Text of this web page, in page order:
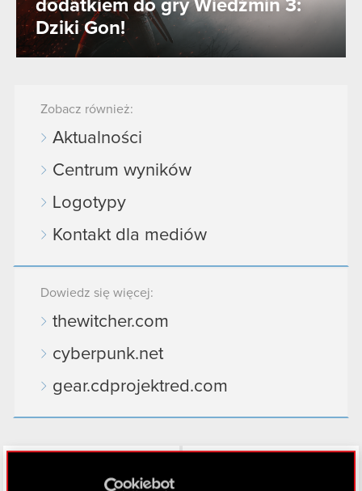
dodatkiem do gry Wiedźmin 3:
Dziki Gon!
Zobacz również:
Aktualności
Centrum wyników
Logotypy
Kontakt dla mediów
Dowiedz się więcej:
thewitcher.com
cyberpunk.net
gear.cdprojektred.com